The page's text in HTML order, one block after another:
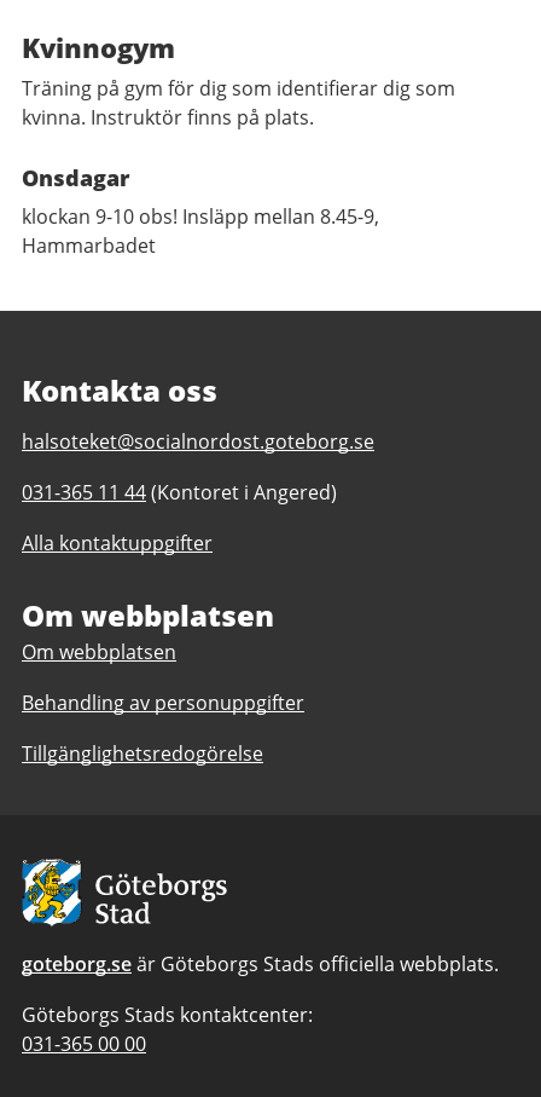
Kvinnogym
Träning på gym för dig som identifierar dig som
kvinna. Instruktör finns på plats.
Onsdagar
klockan 9-10 obs! Insläpp mellan 8.45-9,
Hammarbadet
Kontakta oss
E-
till
Hälsoteket
i
halsoteket@socialnordost.goteborg.se
Telefonnummer
Hälsoteket
Nordost
031-365 11 44(Kontoret i Angered)
Alla kontaktuppgifter
Om webbplatsen
Om webbplatsen
Behandling av personuppgifter
Tillgänglighetsredogörelse
Avsändare:
Göteborgs
Stad
goteborg.seär Göteborgs Stads officiella webbplats.
Göteborgs Stads kontaktcenter:
Telefonnummer
031-365 00 00